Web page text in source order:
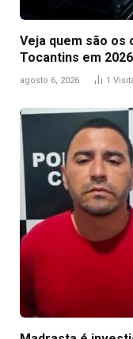
Veja quem são os
Tocantins em 2026
agosto 6, 2026 1